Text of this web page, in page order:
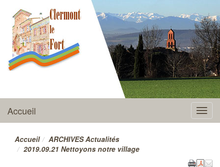
CLERMONT-LE-FORT
Menu
Accueil
Accueil
ARCHIVES Actualités
2019.09.21 Nettoyons notre village